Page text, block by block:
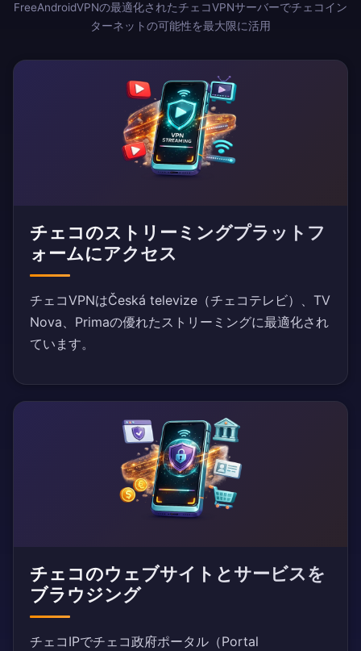
FreeAndroidVPNの最適化されたチェコVPNサーバーでチェコイン
ターネットの可能性を最大限に活用
チェコのストリーミングプラットフ
ォームにアクセス
チェコVPNはČeská televize（チェコテレビ）、TV
Nova、Primaの優れたストリーミングに最適化され
ています。
チェコのウェブサイトとサービスを
ブラウジング
チェコIPでチェコ政府ポータル（Portal